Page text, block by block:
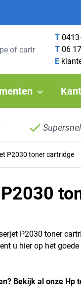
T
T 06
E
P2030 toner cartridge
P2030 toner
u hier op het
Bekijk al onze Hp